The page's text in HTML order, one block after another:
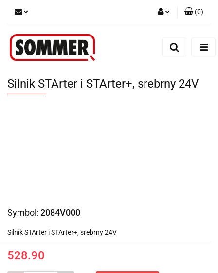
(0)
Silnik STArter i STArter+, srebrny 24V
Symbol: 2084V000
Silnik STArter i STArter+, srebrny 24V
528.90